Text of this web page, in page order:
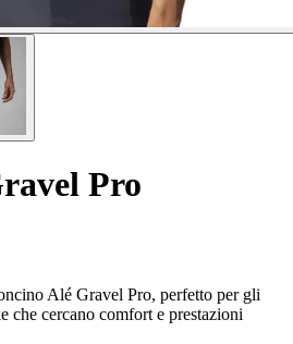
Pro
Alé Gravel Pro, perfetto per gli
che cercano comfort e prestazioni